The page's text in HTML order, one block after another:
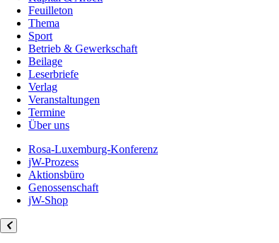
Feuilleton
Thema
Sport
Betrieb & Gewerkschaft
Beilage
Leserbriefe
Verlag
Veranstaltungen
Termine
Über uns
Rosa-Luxemburg-Konferenz
jW-Prozess
Aktionsbüro
Genossenschaft
jW-Shop